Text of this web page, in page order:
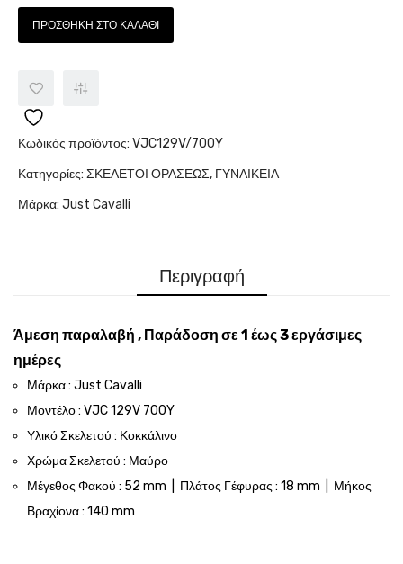
ΠΡΟΣΘΉΚΗ ΣΤΟ ΚΑΛΆΘΙ
Κωδικός προϊόντος: VJC129V/700Y
Κατηγορίες: ΣΚΕΛΕΤΟΙ ΟΡΑΣΕΩΣ, ΓΥΝΑΙΚΕΙΑ
Μάρκα: Just Cavalli
Περιγραφή
Άμεση παραλαβή , Παράδοση σε 1 έως 3 εργάσιμες
ημέρες
Μάρκα : Just Cavalli
Μοντέλο : VJC 129V 700Y
Υλικό Σκελετού : Κοκκάλινο
Χρώμα Σκελετού : Μαύρο
Μέγεθος Φακού : 52 mm | Πλάτος Γέφυρας : 18 mm | Μήκος
Βραχίονα : 140 mm